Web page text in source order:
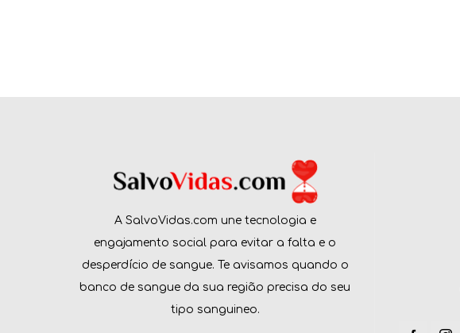
A SalvoVidas.com une tecnologia e
engajamento social para evitar a falta e o
desperdício de sangue. Te avisamos quando o
banco de sangue da sua região precisa do seu
tipo sanguineo.